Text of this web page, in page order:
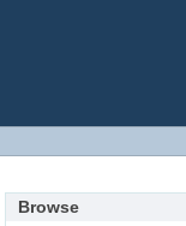
Browse